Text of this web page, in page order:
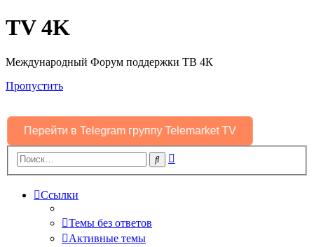
TV 4K
Международный Форум поддержки ТВ 4К
Пропустить
Перейти в Telegram группу Telemarket TV
Поиск
Ссылки
Темы без ответов
Активные темы